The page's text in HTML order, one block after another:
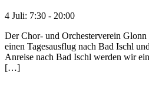
4 Juli: 7:30 - 20:00
Der Chor- und Orchesterverein
einen Tagesausflug nach Bad Ischl
Anreise nach Bad Ischl werden wir
[…]